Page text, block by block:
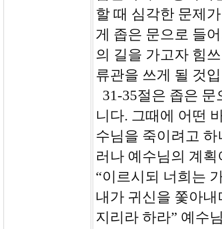
할 때 심각한 문제
게 좁은 문으로 들
의 길을 가고자 힘
류관을 쓰게 될 것
31-35절은 좁은
니다. 그때에 어떤
수님을 죽이려고
러나 예수님의 계
“이르시되 너희는
내가 귀신을 쫓아
지리라 하라” 예수